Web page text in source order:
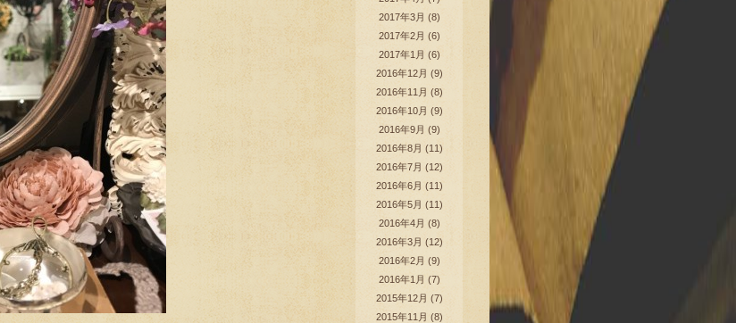
2017年3月 (8)
2017年2月 (6)
2017年1月 (6)
2016年12月 (9)
2016年11月 (8)
2016年10月 (9)
2016年9月 (9)
2016年8月 (11)
2016年7月 (12)
2016年6月 (11)
2016年5月 (11)
2016年4月 (8)
2016年3月 (12)
2016年2月 (9)
2016年1月 (7)
2015年12月 (7)
2015年11月 (8)